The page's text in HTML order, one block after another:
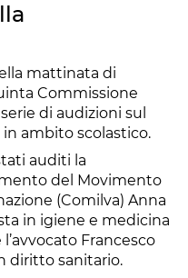
mattinata di
Commissione
di audizioni sul
ambito scolastico.
auditi la
del Movimento
(Comilva) Anna
in igiene e medicina
Francesco
diritto sanitario.